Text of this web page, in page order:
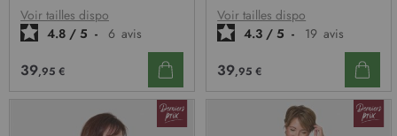
D’ENVIE
Voir tailles dispo
4.8 / 5 - 6 avis
39,95 €
Voir tailles dispo
4.3 / 5 - 19 avis
39,95 €